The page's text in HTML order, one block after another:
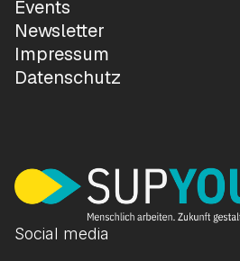
Events
Newsletter
Impressum
Datenschutz
Social media